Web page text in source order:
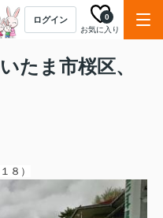
ログイン
お気に入り
0
たま市桜区、
８ ）